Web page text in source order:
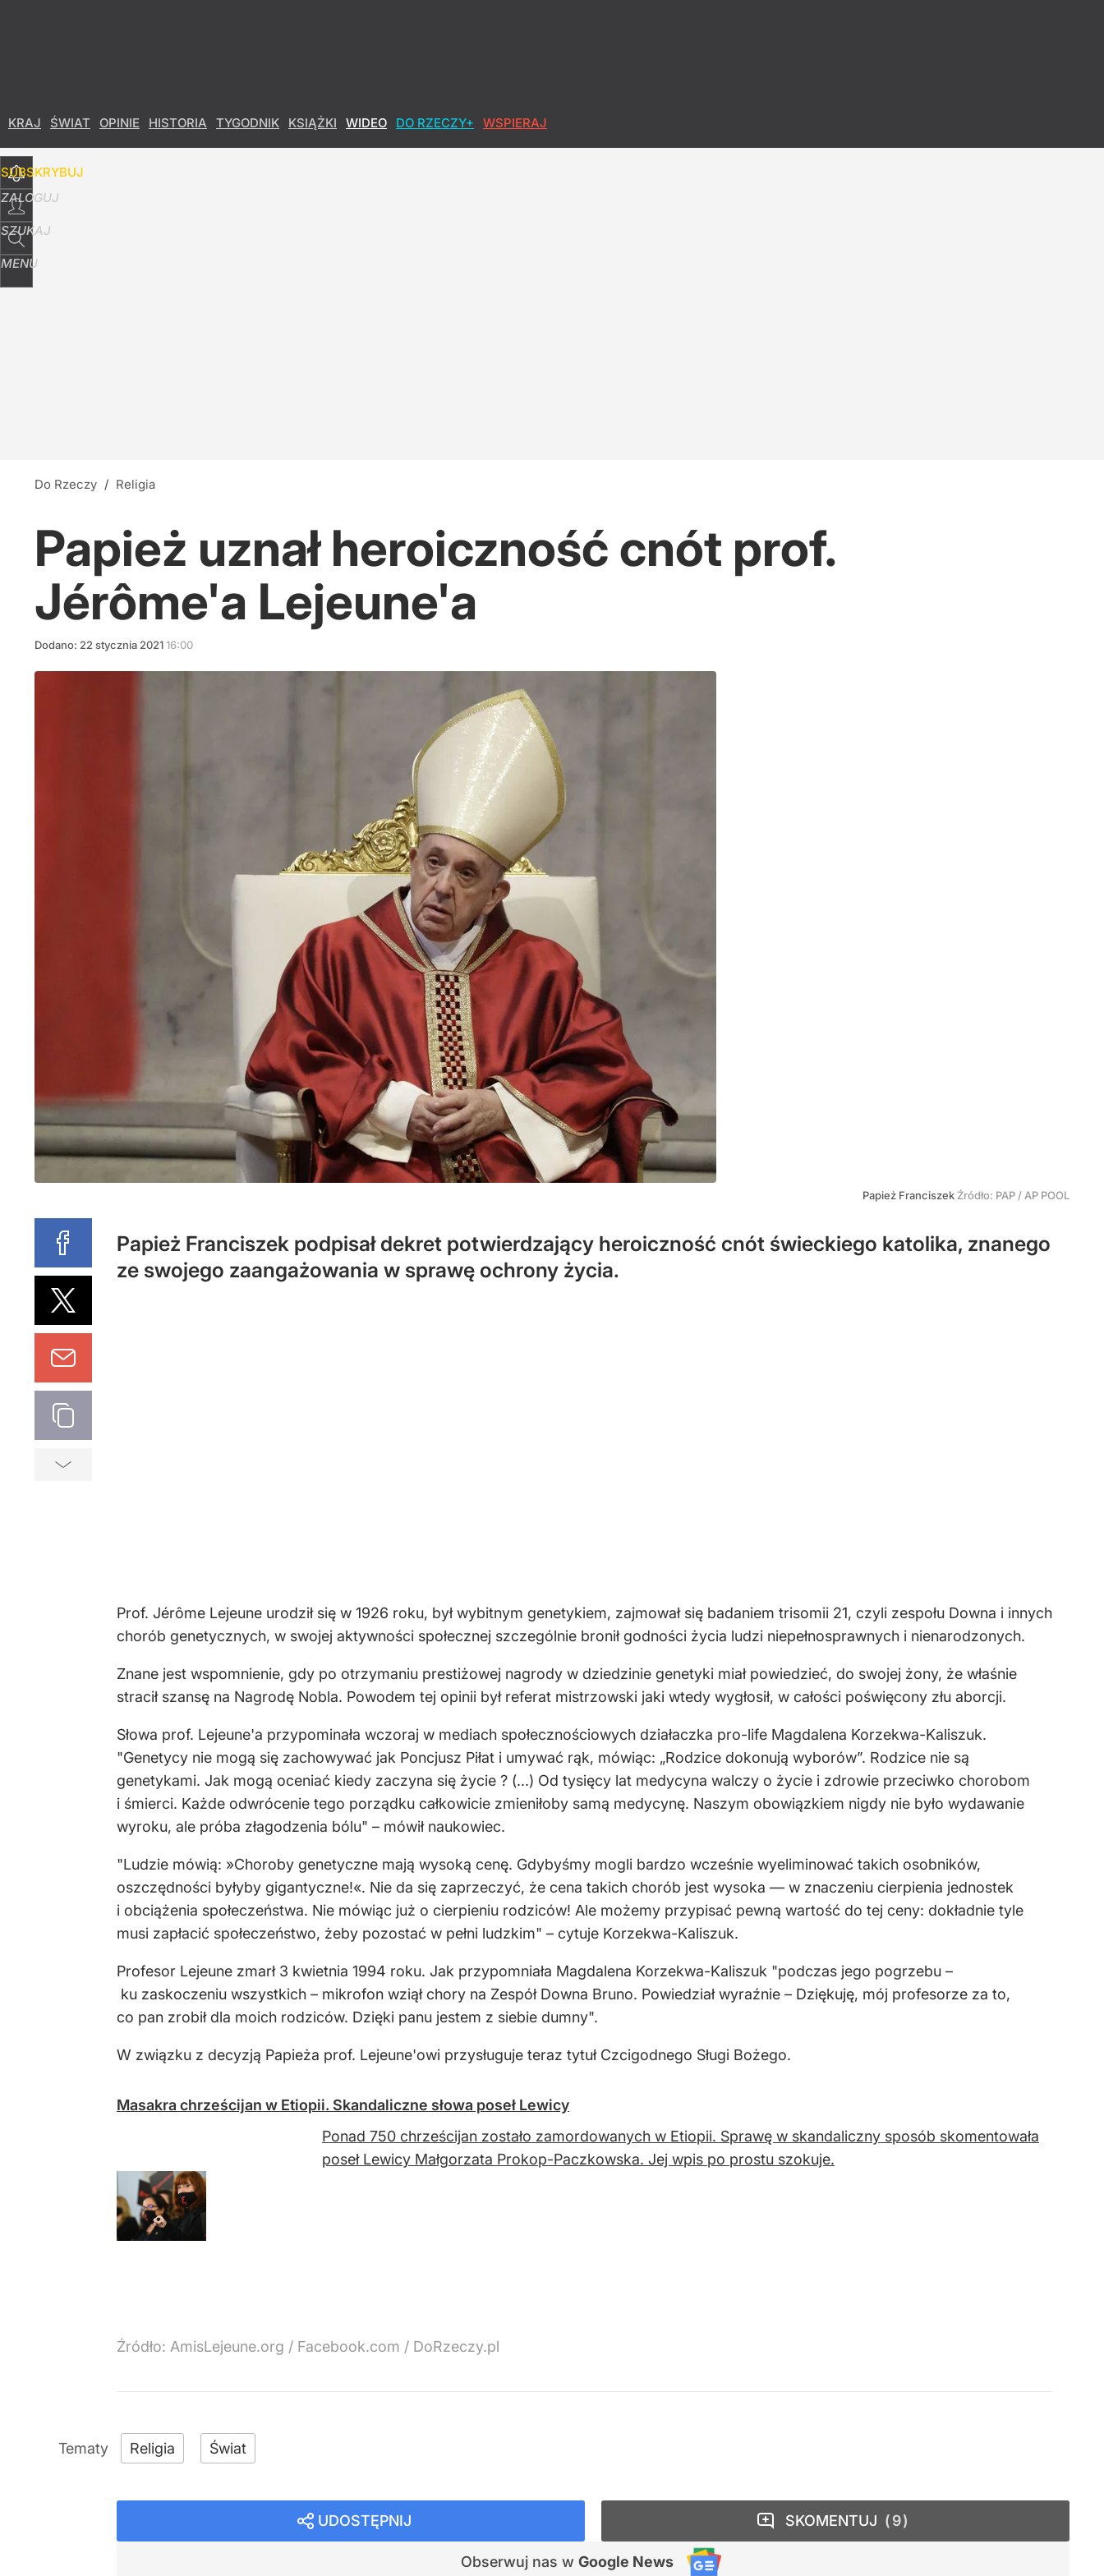
KRAJ ŚWIAT OPINIE HISTORIA TYGODNIK KSIĄŻKI WIDEO DO RZECZY+ WSPIERAJ
SUBSKRYBUJ
ZALOGUJ
SZUKAJ
MENU
Do Rzeczy / Religia
Papież uznał heroiczność cnót prof.
Jérôme'a Lejeune'a
Dodano: 22 stycznia 202116:00
Papież Franciszek Źródło: PAP / AP POOL
Papież Franciszek podpisał dekret potwierdzający heroiczność cnót świeckiego katolika, znanego
ze swojego zaangażowania w sprawę ochrony życia.
Prof. Jérôme Lejeune urodził się w 1926 roku, był wybitnym genetykiem, zajmował się badaniem trisomii 21, czyli zespołu Downa i innych
chorób genetycznych, w swojej aktywności społecznej szczególnie bronił godności życia ludzi niepełnosprawnych i nienarodzonych.
Znane jest wspomnienie, gdy po otrzymaniu prestiżowej nagrody w dziedzinie genetyki miał powiedzieć, do swojej żony, że właśnie
stracił szansę na Nagrodę Nobla. Powodem tej opinii był referat mistrzowski jaki wtedy wygłosił, w całości poświęcony złu aborcji.
Słowa prof. Lejeune'a przypominała wczoraj w mediach społecznościowych działaczka pro-life Magdalena Korzekwa-Kaliszuk.
"Genetycy nie mogą się zachowywać jak Poncjusz Piłat i umywać rąk, mówiąc: „Rodzice dokonują wyborów”. Rodzice nie są
genetykami. Jak mogą oceniać kiedy zaczyna się życie ? (...) Od tysięcy lat medycyna walczy o życie i zdrowie przeciwko chorobom
i śmierci. Każde odwrócenie tego porządku całkowicie zmieniłoby samą medycynę. Naszym obowiązkiem nigdy nie było wydawanie
wyroku, ale próba złagodzenia bólu" – mówił naukowiec.
"Ludzie mówią: »Choroby genetyczne mają wysoką cenę. Gdybyśmy mogli bardzo wcześnie wyeliminować takich osobników,
oszczędności byłyby gigantyczne!«. Nie da się zaprzeczyć, że cena takich chorób jest wysoka — w znaczeniu cierpienia jednostek
i obciążenia społeczeństwa. Nie mówiąc już o cierpieniu rodziców! Ale możemy przypisać pewną wartość do tej ceny: dokładnie tyle
musi zapłacić społeczeństwo, żeby pozostać w pełni ludzkim" – cytuje Korzekwa-Kaliszuk.
Profesor Lejeune zmarł 3 kwietnia 1994 roku. Jak przypomniała Magdalena Korzekwa-Kaliszuk "podczas jego pogrzebu –
ku zaskoczeniu wszystkich – mikrofon wziął chory na Zespół Downa Bruno. Powiedział wyraźnie – Dziękuję, mój profesorze za to,
co pan zrobił dla moich rodziców. Dzięki panu jestem z siebie dumny".
W związku z decyzją Papieża prof. Lejeune'owi przysługuje teraz tytuł Czcigodnego Sługi Bożego.
Masakra chrześcijan w Etiopii. Skandaliczne słowa poseł Lewicy
Ponad 750 chrześcijan zostało zamordowanych w Etiopii. Sprawę w skandaliczny sposób skomentowała
poseł Lewicy Małgorzata Prokop-Paczkowska. Jej wpis po prostu szokuje.
Źródło: AmisLejeune.org / Facebook.com / DoRzeczy.pl
Religia Świat
UDOSTĘPNIJ
Obserwuj nas w Google News
SKOMENTUJ 9